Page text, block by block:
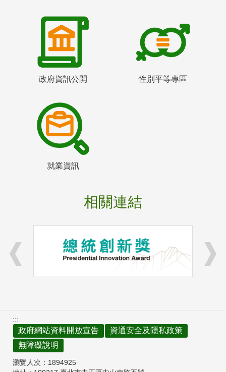
政府資訊公開 性別平等專區
就業資訊
相關連結
:::
政府網站資料開放宣告
資通安全及隱私政策
無障礙說明
瀏覽人次： 1894925